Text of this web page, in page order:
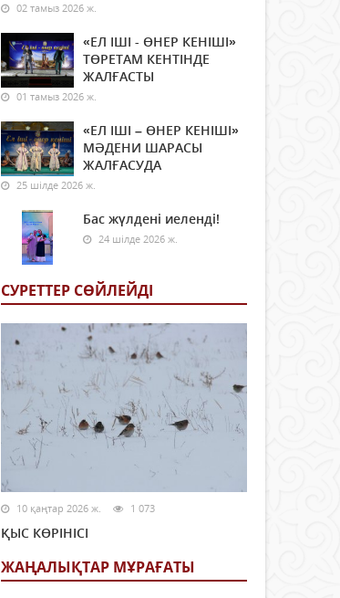
02 тамыз 2026 ж.
«ЕЛ ІШІ - ӨНЕР КЕНІШІ»
ТӨРЕТАМ КЕНТІНДЕ
ЖАЛҒАСТЫ
01 тамыз 2026 ж.
«ЕЛ ІШІ – ӨНЕР КЕНІШІ»
МӘДЕНИ ШАРАСЫ
ЖАЛҒАСУДА
25 шілде 2026 ж.
Бас жүлдені иеленді!
24 шілде 2026 ж.
СУРЕТТЕР СӨЙЛЕЙДI
10 қаңтар 2026 ж. 1 073
ҚЫС КӨРІНІСІ
ЖАҢАЛЫҚТАР МҰРАҒАТЫ